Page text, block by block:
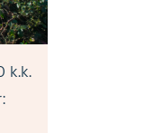
k.k.